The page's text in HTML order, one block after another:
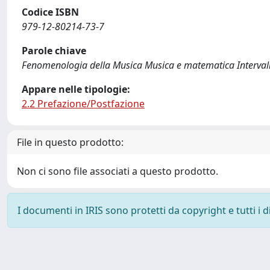
Codice ISBN
979-12-80214-73-7
Parole chiave
Fenomenologia della Musica Musica e matematica
Appare nelle tipologie:
2.2 Prefazione/Postfazione
File in questo prodotto:
Non ci sono file associati a questo prodotto.
I documenti in IRIS sono protetti da copyright e tutti i